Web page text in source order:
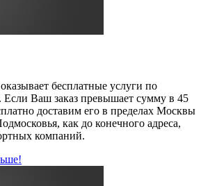
бесплатные услуги по
Если Ваш заказ превышает сумму в 45
доставим его в пределах Москвы
как до конечного адреса,
компаний.